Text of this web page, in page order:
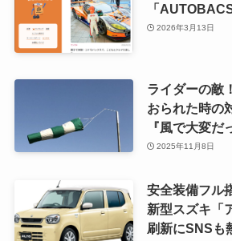
「
2026年3月13日
ライダーの敵
おられた時の
『風で大変だ
2025年11月8日
安全装備フル
新型スズキ「
刷新にSNSも